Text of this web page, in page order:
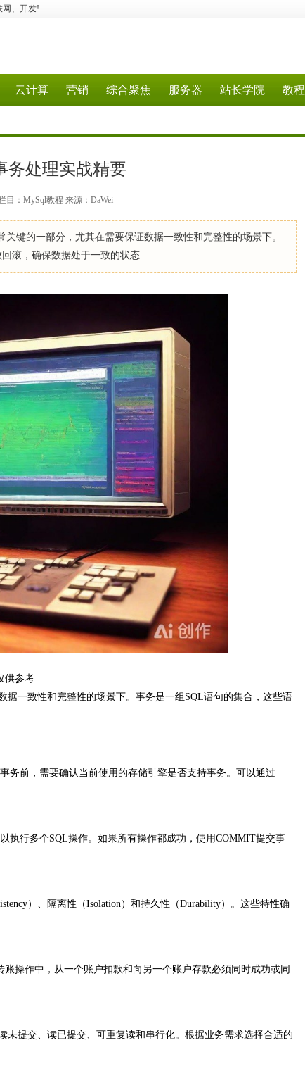
网、开发!
云计算 营销 综合聚焦 服务器 站长学院 教程
务处理实战精要
目：MySql教程 来源：DaWei
的一部分，尤其在需要保证数据一致性和完整性的场景下。
滚，确保数据处于一致的状态
供参考
一致性和完整性的场景下。事务是一组SQL语句的集合，这些语
前，需要确认当前使用的存储引擎是否支持事务。可以通过
行多个SQL操作。如果所有操作都成功，使用COMMIT提交事
）、隔离性（Isolation）和持久性（Durability）。这些特性确
作中，从一个账户扣款和向另一个账户存款必须同时成功或同
提交、读已提交、可重复读和串行化。根据业务需求选择合适的